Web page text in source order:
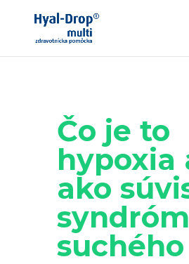
Čo je to
hypoxia
ako